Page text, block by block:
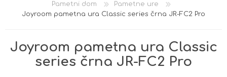
Pametni dom
Pametne ure
Joyroom pametna ura Classic series črna JR-FC2 Pro
Joyroom pametna ura Classic
series črna JR-FC2 Pro